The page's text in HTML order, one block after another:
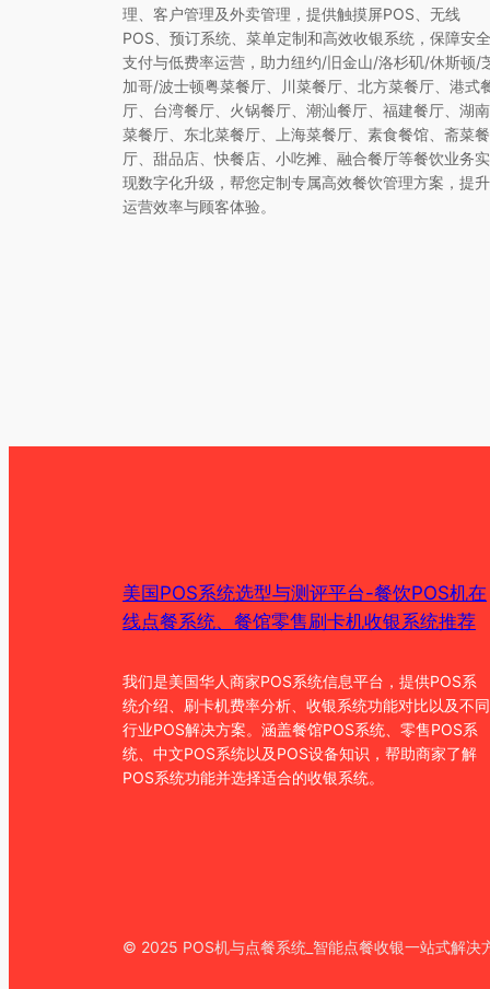
理、客户管理及外卖管理，提供触摸屏POS、无线
POS、预订系统、菜单定制和高效收银系统，保障安全
支付与低费率运营，助力纽约/旧金山/洛杉矶/休斯顿/
加哥/波士顿粤菜餐厅、川菜餐厅、北方菜餐厅、港式
厅、台湾餐厅、火锅餐厅、潮汕餐厅、福建餐厅、湖南
菜餐厅、东北菜餐厅、上海菜餐厅、素食餐馆、斋菜餐
厅、甜品店、快餐店、小吃摊、融合餐厅等餐饮业务实
现数字化升级，帮您定制专属高效餐饮管理方案，提升
运营效率与顾客体验。
美国POS系统选型与测评平台-餐饮POS机在
线点餐系统、餐馆零售刷卡机收银系统推荐
我们是美国华人商家POS系统信息平台，提供POS系
统介绍、刷卡机费率分析、收银系统功能对比以及不同
行业POS解决方案。涵盖餐馆POS系统、零售POS系
统、中文POS系统以及POS设备知识，帮助商家了解
POS系统功能并选择适合的收银系统。
© 2025 POS机与点餐系统_智能点餐收银一站式解决